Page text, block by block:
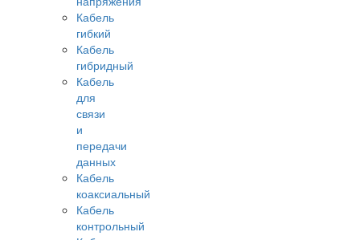
Кабель
гибкий
Кабель
гибридный
Кабель
для
связи
и
передачи
данных
Кабель
коаксиальный
Кабель
контрольный